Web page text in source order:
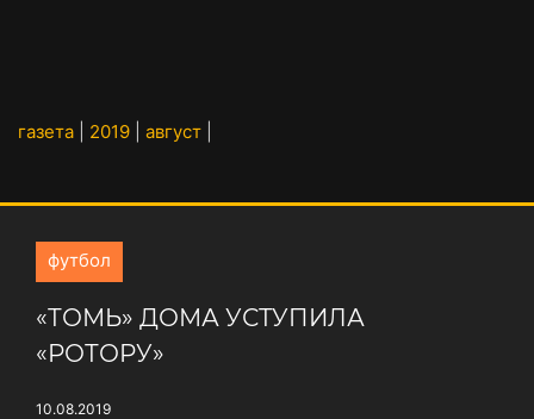
газета 2019 август
футбол
«ТОМЬ» ДОМА УСТУПИЛА
«РОТОРУ»
10.08.2019